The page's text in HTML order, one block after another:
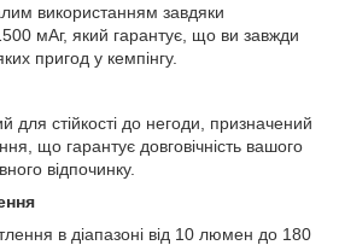
використанням завдяки
мАг, який гарантує, що ви завжди
пригод у кемпінгу.
для стійкості до негоди, призначений
що гарантує довговічність вашого
відпочинку.
в діапазоні від 10 люмен до 180